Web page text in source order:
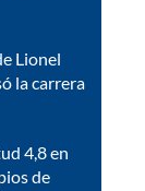
Lionel
la carrera
4,8 en
de